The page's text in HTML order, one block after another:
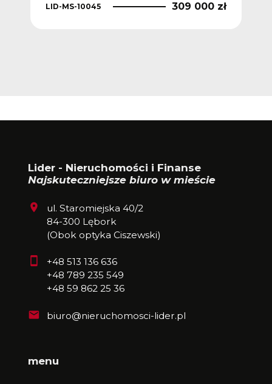
LID-MS-10045 309 000 zł
Lider - Nieruchomości i Finanse
Najskuteczniejsze biuro w mieście
ul. Staromiejska 40/2
84-300 Lębork
(Obok optyka Ciszewski)
+48 513 136 636
+48 789 235 549
+48 59 862 25 36
biuro@nieruchomosci-lider.pl
menu